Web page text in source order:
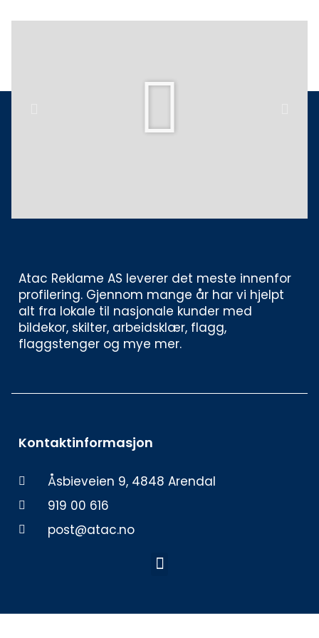
Atac Reklame AS leverer det meste innenfor
profilering. Gjennom mange år har vi hjelpt
alt fra lokale til nasjonale kunder med
bildekor, skilter, arbeidsklær, flagg,
flaggstenger og mye mer.
Kontaktinformasjon
Åsbieveien 9, 4848 Arendal
919 00 616
post@atac.no
Meny